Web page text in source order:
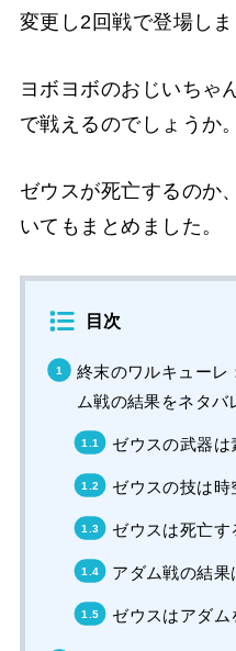
変更し2回戦で登場しま
ヨボヨボのおじいちゃ
で戦えるのでしょうか。
ゼウスが死亡するのか
いてもまとめました。
目次
終末のワルキューレ
ム戦の結果をネタバ
ゼウスの武器は
ゼウスの技は時
ゼウスは死亡す
アダム戦の結果
ゼウスはアダム